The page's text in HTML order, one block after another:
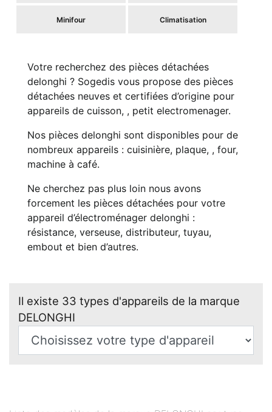
Minifour Climatisation
Votre recherchez des pièces détachées
delonghi ? Sogedis vous propose des pièces
détachées neuves et certifiées d’origine pour
appareils de cuisson, , petit electromenager.
Nos pièces delonghi sont disponibles pour de
nombreux appareils : cuisinière, plaque, , four,
machine à café.
Ne cherchez pas plus loin nous avons
forcement les pièces détachées pour votre
appareil d’électroménager delonghi :
résistance, verseuse, distributeur, tuyau,
embout et bien d’autres.
Il existe 33 types d'appareils de la marque
DELONGHI